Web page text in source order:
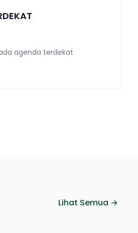
agenda terdekat
Lihat Semua →